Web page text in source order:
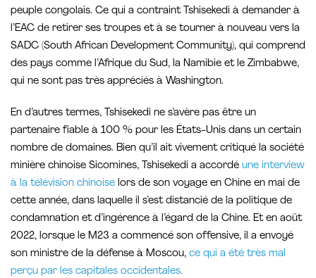
peuple congolais. Ce qui a contraint Tshisekedi à demander à
l’EAC de retirer ses troupes et à se tourner à nouveau vers la
SADC (South African Development Community), qui comprend
des pays comme l’Afrique du Sud, la Namibie et le Zimbabwe,
qui ne sont pas très appréciés à Washington.
En d’autres termes, Tshisekedi ne s’avère pas être un
partenaire fiable à 100 % pour les États-Unis dans un certain
nombre de domaines. Bien qu’il ait vivement critiqué la société
minière chinoise Sicomines, Tshisekedi a accordé une interview
à la télévision chinoise lors de son voyage en Chine en mai de
cette année, dans laquelle il s’est distancié de la politique de
condamnation et d’ingérence à l’égard de la Chine. Et en août
2022, lorsque le M23 a commencé son offensive, il a envoyé
son ministre de la défense à Moscou, ce qui a été très mal
perçu par les capitales occidentales.